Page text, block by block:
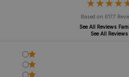
★★★★
★★★★
Based on 6177
See All Reviews
See All Reviews